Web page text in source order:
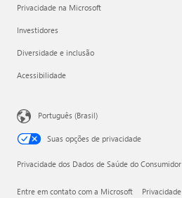
Privacidade na Microsoft
Investidores
Diversidade e inclusão
Acessibilidade
Português (Brasil)
Suas opções de privacidade
Privacidade dos Dados de Saúde do Consumidor
Entre em contato com a Microsoft Privacidade